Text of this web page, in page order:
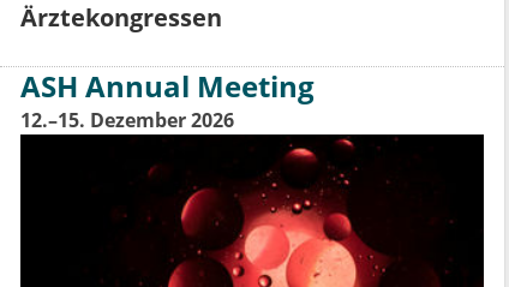
Ärztekongressen
ASH Annual Meeting
12.–15. Dezember 2026